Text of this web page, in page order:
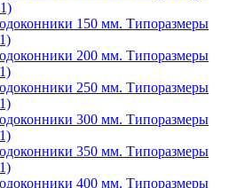
150 мм. Типоразмеры
200 мм. Типоразмеры
250 мм. Типоразмеры
300 мм. Типоразмеры
350 мм. Типоразмеры
400 мм. Типоразмеры